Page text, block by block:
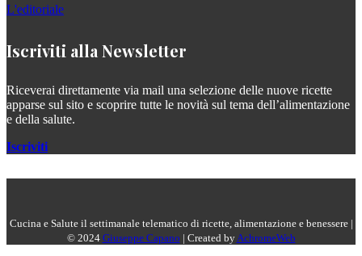
L'editoriale
Iscriviti alla Newsletter
Riceverai direttamente via mail una selezione delle nuove ricette
apparse sul sito e scoprire tutte le novità sul tema dell’alimentazione
e della salute.
Iscriviti
Cucina e Salute il settimanale telematico di ricette, alimentazione e benessere |
© 2024 Giuseppe Capano | Created by AchromeWeb